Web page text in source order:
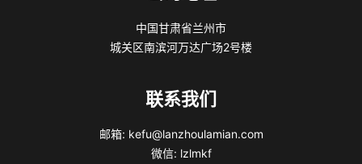
中国甘肃省兰州市
城关区南滨河万达广场2号楼
联系我们
邮箱: kefu@lanzhoulamian.com
微信: lzlmkf